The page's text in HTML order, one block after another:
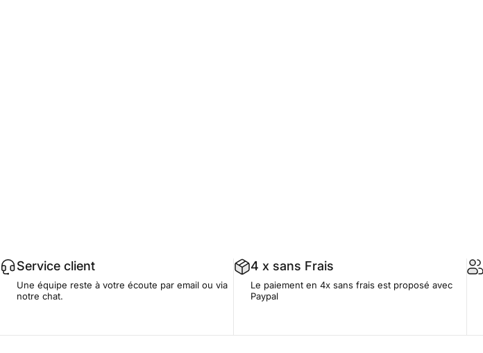
Service client
Une équipe reste à votre écoute par email ou via
notre chat.
4 x sans Frais
Le paiement en 4x sans frais est proposé avec
Paypal